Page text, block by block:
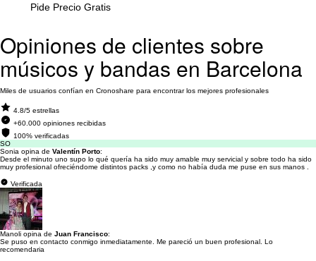
Pide Precio Gratis
Opiniones de clientes sobre
músicos y bandas en Barcelona
Miles de usuarios confían en Cronoshare para encontrar los mejores profesionales
4.8/5 estrellas
+60.000 opiniones recibidas
100% verificadas
SO
Sonia opina de Valentín Porto:
Desde el minuto uno supo lo qué quería ha sido muy amable muy servicial y sobre todo ha sido
muy profesional ofreciéndome distintos packs ,y como no había duda me puse en sus manos .
Verificada
Manoli opina de Juan Francisco:
Se puso en contacto conmigo inmediatamente. Me pareció un buen profesional. Lo
recomendaria